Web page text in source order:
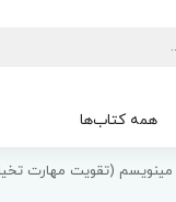
همه کتاب‌ها